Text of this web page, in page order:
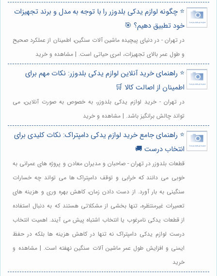
⭐️ چگونه لوازم یدکی بلدوزر را با توجه به مدل و برند تجهیزات
خود تطبیق دهیم؟ 🎯
در تهران - در دنیای پیچیده ماشین آلات سنگین، اطمینان از عملکرد صحیح
و طول عمر بالای تجهیزات، امری حیاتی است. | مشاهده و خرید
⭐️ راهنمای خرید آنلاین لوازم یدکی بلدوزر: نکات مهم برای
اطمینان از اصالت کالا 🛒
در تهران - خرید لوازم یدکی بلدوزر، به خصوص به صورت آنلاین، می
تواند چالش برانگیز باشد. | مشاهده و خرید
⭐️ راهنمای جامع خرید لوازم یدکی دامپتراک: نکات کلیدی برای
انتخاب درست 🚚
قطعات بلدوزر در تهران - صاحبان و مدیران معادن و پروژه های عمرانی به
خوبی می دانند که خرابی و توقف دامپتراک ها می تواند چه خسارات
سنگینی به بار آورد. از دست دادن زمان، کاهش بهره وری و هزینه های
تعمیرات غیرمنتظره، تنها بخشی از مشکلاتی هستند که به دنبال استفاده
از قطعات یدکی نامرغوب یا انتخاب اشتباه پیش می آیند. اهمیت انتخاب
درست لوازم یدکی دامپتراک نه تنها در کاهش هزینه ها بلکه در حفظ
ایمنی و افزایش طول عمر ماشین آلات سنگین نهفته است. | مشاهده و
خرید